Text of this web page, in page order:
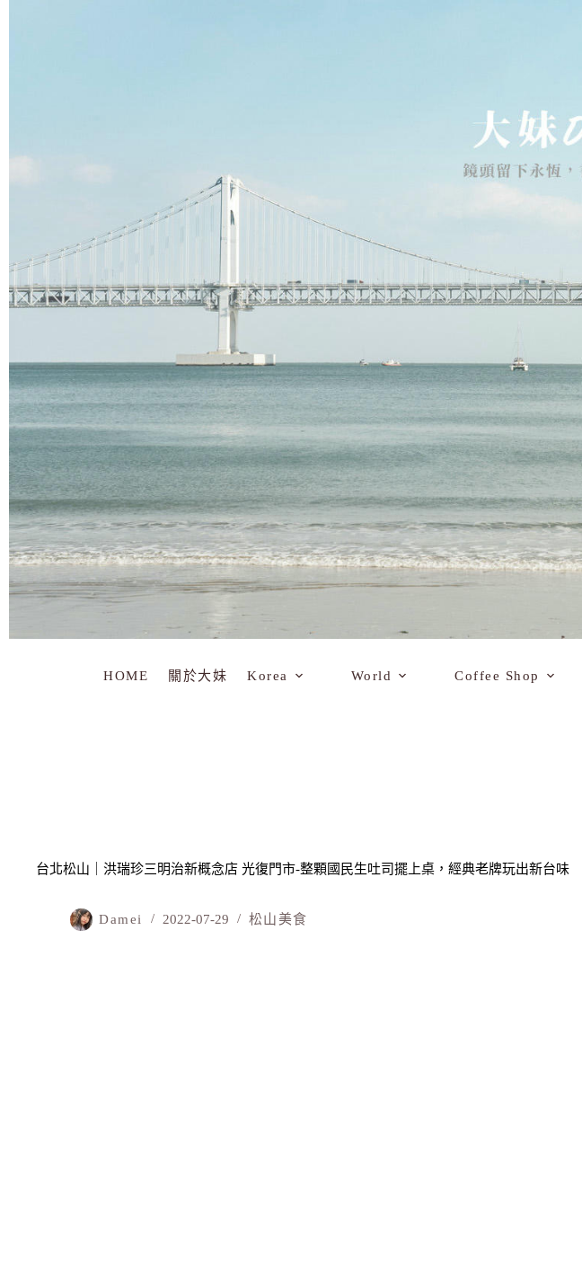
HOME 關於大妹 Korea World Coffee Shop
台北松山｜洪瑞珍三明治新概念店 光復門市-整顆國民生吐司擺上桌，經典老牌玩出新台味
Damei 2022-07-29 松山美食